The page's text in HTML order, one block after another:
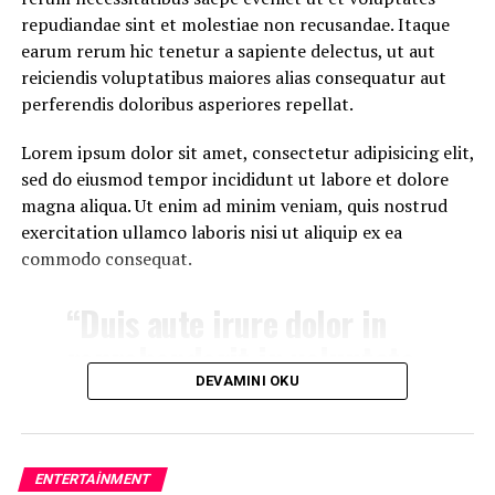
UP NEXT
Meet Superman’s grandfather in new trailer for Krypton
‘Better Call Saul’ has been renewed for a fourth season
repudiandae sint et molestiae non recusandae. Itaque
earum rerum hic tenetur a sapiente delectus, ut aut
reiciendis voluptatibus maiores alias consequatur aut
perferendis doloribus asperiores repellat.
Lorem ipsum dolor sit amet, consectetur adipisicing elit,
sed do eiusmod tempor incididunt ut labore et dolore
magna aliqua. Ut enim ad minim veniam, quis nostrud
exercitation ullamco laboris nisi ut aliquip ex ea
commodo consequat.
reprehenderit in voluptate
velit esse cillum dolore eu
fugiat”
DEVAMINI OKU
ENTERTAINMENT